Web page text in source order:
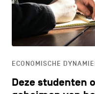
ECONOMISCHE
Deze studenten